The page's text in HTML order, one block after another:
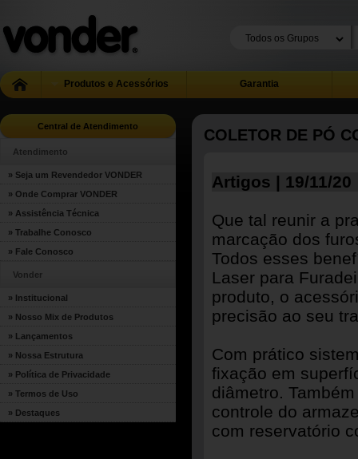
Produtos e Acessórios Garantia
Central de Atendimento
Atendimento
» Seja um Revendedor VONDER
» Onde Comprar VONDER
» Assistência Técnica
» Trabalhe Conosco
» Fale Conosco
Vonder
» Institucional
» Nosso Mix de Produtos
» Lançamentos
» Nossa Estrutura
» Política de Privacidade
» Termos de Uso
» Destaques
COLETOR DE PÓ
Artigos | 19/11/20
Que tal reunir a
marcação dos
Todos esses
Laser para
produto, o
precisão ao seu
Com prático
fixação em
diâmetro.
controle do
com reservatório